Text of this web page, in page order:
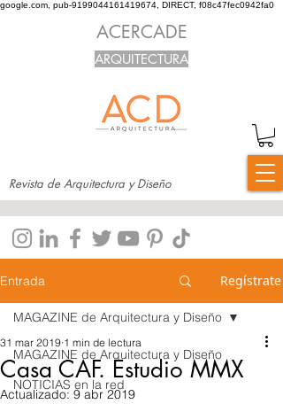
google.com, pub-9199044161419674, DIRECT, f08c47fec0942fa0
Revista de Arquitectura y Diseño
ACERCADE
ARQUITECTURA
Entrada Regístrate
MAGAZINE de Arquitectura y Diseño
NOTICIAS en la red
MAGAZINE de Arquitectura y Diseño
Casa CAF. Estudio MMX
31 mar 2019 1 min de lectura
Actualizado: 9 abr 2019